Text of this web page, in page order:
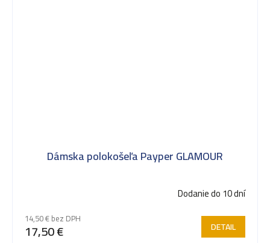
Dámska polokošeľa Payper GLAMOUR
Dodanie do 10 dní
14,50 € bez DPH
17,50 € DETAIL